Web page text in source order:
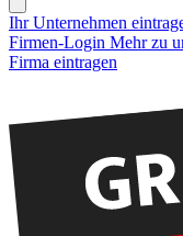
Ihr Unternehmen
Firmen-Login Mehr zu
Firma eintragen